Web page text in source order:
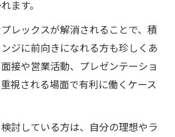
ます。
レックスが解消されることで、積
ジに前向きになれる方も珍しくあ
接や営業活動、プレゼンテーショ
視される場面で有利に働くケース
討している方は、自分の理想やラ